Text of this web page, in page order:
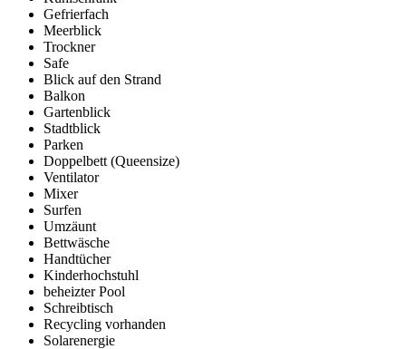
Gefrierfach
Meerblick
Trockner
Safe
Blick auf den Strand
Balkon
Gartenblick
Stadtblick
Parken
Doppelbett (Queensize)
Ventilator
Mixer
Surfen
Umzäunt
Bettwäsche
Handtücher
Kinderhochstuhl
beheizter Pool
Schreibtisch
Recycling vorhanden
Solarenergie